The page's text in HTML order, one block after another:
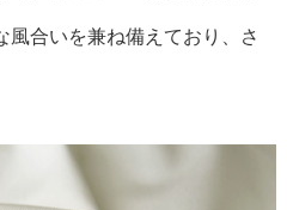
風合いを兼ね備えており、さ